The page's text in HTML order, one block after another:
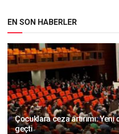
EN SON HABERLER
Çocuklara ceza artırımı:
geçti